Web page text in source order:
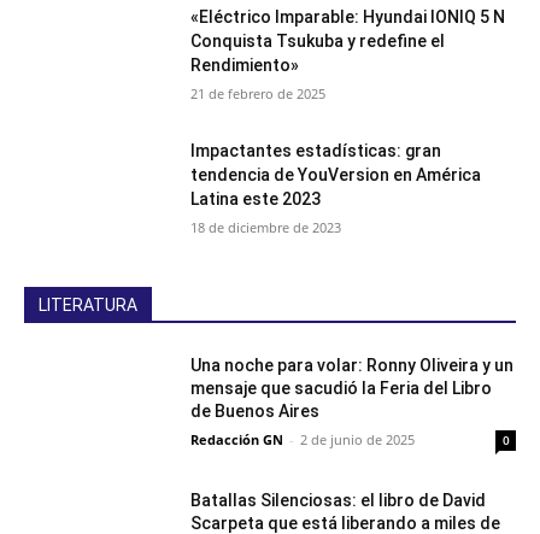
«Eléctrico Imparable: Hyundai IONIQ 5 N
Conquista Tsukuba y redefine el
Rendimiento»
21 de febrero de 2025
Impactantes estadísticas: gran
tendencia de YouVersion en América
Latina este 2023
18 de diciembre de 2023
LITERATURA
Una noche para volar: Ronny Oliveira y un
mensaje que sacudió la Feria del Libro
de Buenos Aires
Redacción GN - 2 de junio de 2025 0
Batallas Silenciosas: el libro de David
Scarpeta que está liberando a miles de